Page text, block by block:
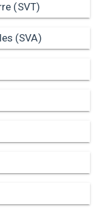
(SVT)
(SVA)